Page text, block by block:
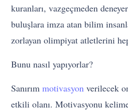
kuranları, vazgeçmeden
buluşlara imza atan bilim
zorlayan olimpiyat atletlerini
Bunu nasıl yapıyorlar?
Sanırımmotivasyon verilecek
etkili olanı. Motivasyonu